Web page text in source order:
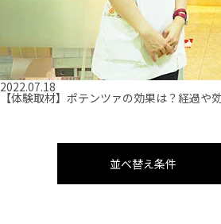
2022.07.18
【体験取材】ポテンツァの効果は？経過や
並べ替え条件